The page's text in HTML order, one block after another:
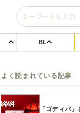
BL
よく読まれている記事
「ゴディバ